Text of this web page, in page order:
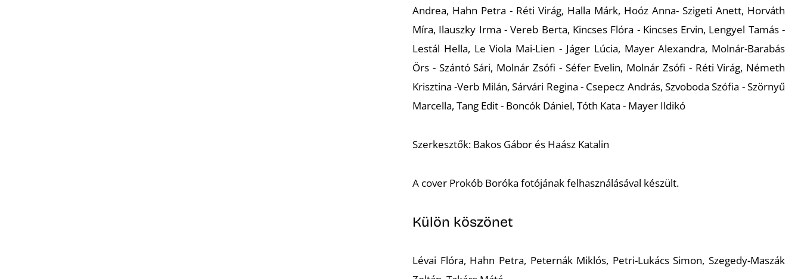
Andrea, Hahn Petra - Réti Virág, Halla Márk, Hoóz Anna- Szigeti Anett, Horváth
Míra, Ilauszky Irma - Vereb Berta, Kincses Flóra - Kincses Ervin, Lengyel Tamás -
Lestál Hella, Le Viola Mai-Lien - Jáger Lúcia, Mayer Alexandra, Molnár-Barabás
Örs - Szántó Sári, Molnár Zsófi - Séfer Evelin, Molnár Zsófi - Réti Virág, Németh
Krisztina -Verb Milán, Sárvári Regina - Csepecz András, Szvoboda Szófia - Szörnyű
Marcella, Tang Edit - Boncók Dániel, Tóth Kata - Mayer Ildikó
Szerkesztők: Bakos Gábor és Haász Katalin
A cover Prokób Boróka fotójának felhasználásával készült.
Külön köszönet
Lévai Flóra, Hahn Petra, Peternák Miklós, Petri-Lukács Simon, Szegedy-Maszák